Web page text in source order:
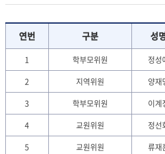
연번 구분 성
1 학부모위원 정성
2
지역위원 양재
3
학부모위원
이계
4
교원위원
정선
5
교원위원 류재